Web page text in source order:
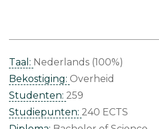
Taal: Nederlands (100%)
Bekostiging: Overheid
Studenten: 259
Studiepunten: 240 ECTS